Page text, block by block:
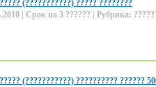
(???????????) ????? ????????
| Срок на 3 ?????? | Рубрика:
(???????????) ?????????? ??????